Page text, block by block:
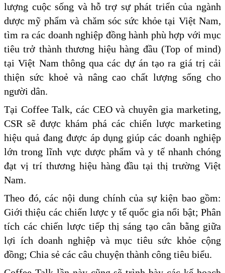
lượng cuộc sống và hỗ trợ sự phát triển của ngành
dược mỹ phẩm và chăm sóc sức khỏe tại Việt Nam,
tìm ra các doanh nghiệp đồng hành phù hợp với mục
tiêu trở thành thương hiệu hàng đầu (Top of mind)
tại Việt Nam thông qua các dự án tạo ra giá trị cải
thiện sức khoẻ và nâng cao chất lượng sống cho
người dân.
Tại Coffee Talk, các CEO và chuyên gia marketing,
CSR sẽ được khám phá các chiến lược marketing
hiệu quả đang được áp dụng giúp các doanh nghiệp
lớn trong lĩnh vực dược phẩm và y tế nhanh chóng
đạt vị trí thương hiệu hàng đầu tại thị trường Việt
Nam.
Theo đó, các nội dung chính của sự kiện bao gồm:
Giới thiệu các chiến lược y tế quốc gia nổi bật; Phân
tích các chiến lược tiếp thị sáng tạo cân bằng giữa
lợi ích doanh nghiệp và mục tiêu sức khỏe cộng
đồng; Chia sẻ các câu chuyện thành công tiêu biểu.